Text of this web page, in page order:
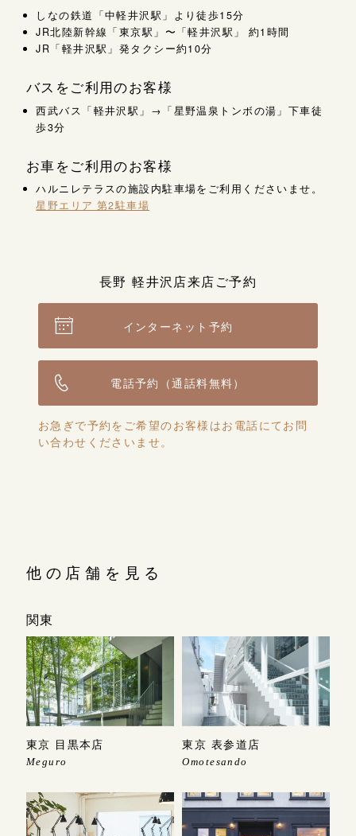
しなの鉄道「中軽井沢駅」より徒歩15分
JR北陸新幹線「東京駅」〜「軽井沢駅」 約1時間
JR「軽井沢駅」発タクシー約10分
バスをご利用のお客様
西武バス「軽井沢駅」→「星野温泉トンボの湯」下車徒
歩3分
お車をご利用のお客様
ハルニレテラスの施設内駐車場をご利用くださいませ。
星野エリア 第2駐車場
長野 軽井沢店来店ご予約
インターネット予約
電話予約（通話料無料）
お急ぎで予約をご希望のお客様はお電話にてお問
い合わせくださいませ。
他の店舗を見る
関東
東京 目黒本店
Meguro
東京 表参道店
Omotesando